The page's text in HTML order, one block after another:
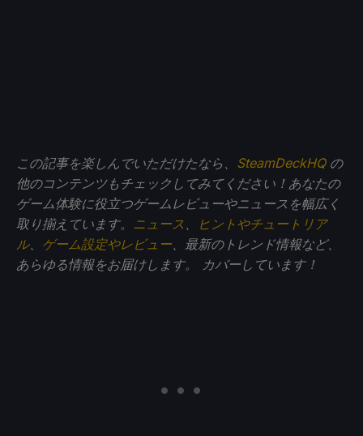
この記事を楽しんでいただけたなら、 SteamDeckHQの
他のコンテンツもチェックしてみてください！あなたの
ゲーム体験に役立つゲームレビューやニュースを幅広く
取り揃えています。 ニュース
ヒントやチュートリア
ル、 ゲーム設定やレビュー 、最新のトレンド情報など、
あらゆる情報をお届けします。
カバーしています！